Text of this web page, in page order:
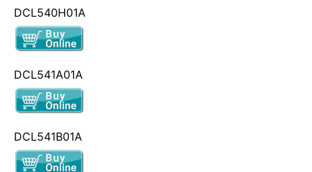
DCL540H01A
DCL541A01A
DCL541B01A